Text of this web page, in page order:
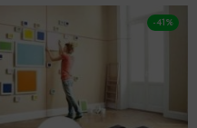
-41%